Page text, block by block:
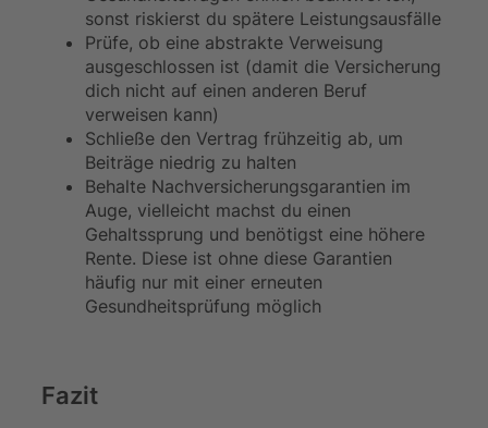
sonst riskierst du spätere Leistungsausfälle
Prüfe, ob eine abstrakte Verweisung
ausgeschlossen ist (damit die Versicherung
dich nicht auf einen anderen Beruf
verweisen kann)
Schließe den Vertrag frühzeitig ab, um
Beiträge niedrig zu halten
Behalte Nachversicherungsgarantien im
Auge, vielleicht machst du einen
Gehaltssprung und benötigst eine höhere
Rente. Diese ist ohne diese Garantien
häufig nur mit einer erneuten
Gesundheitsprüfung möglich
Fazit